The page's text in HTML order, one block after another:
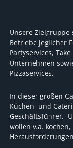
Unsere Zielgruppe
Betriebe jeglicher
Partyservices,
Unternehmen
Pizzaservices.
In dieser großen
Küchen- und
Geschäftsführer.
wollen v.a.